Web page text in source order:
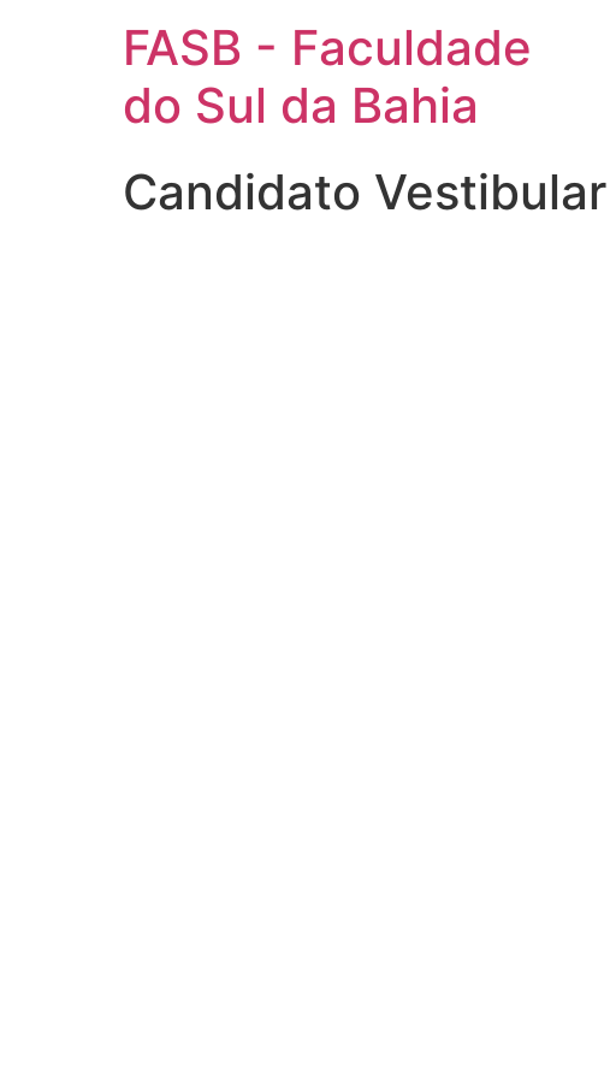
FASB - Faculdade
do Sul da Bahia
Candidato